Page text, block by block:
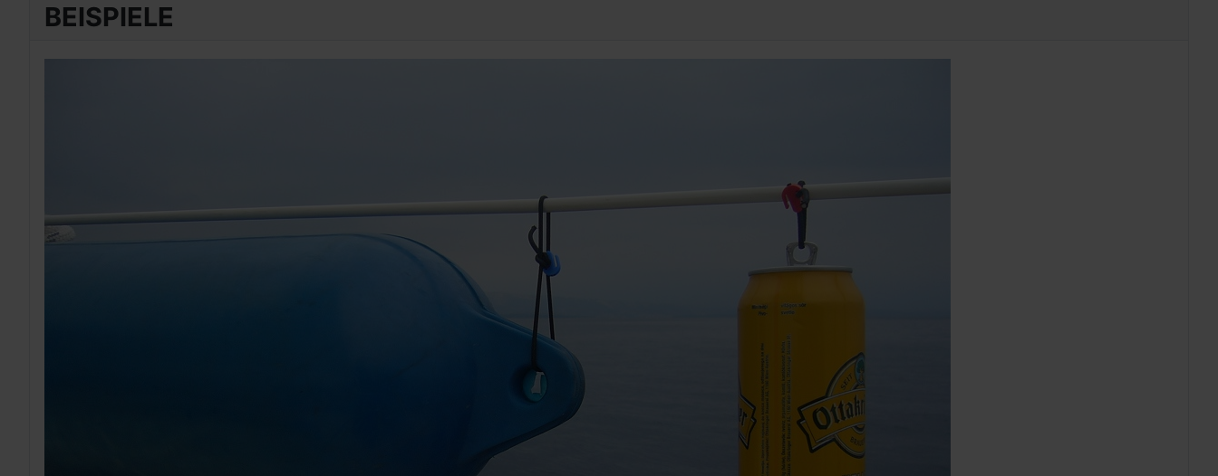
BEISPIELE